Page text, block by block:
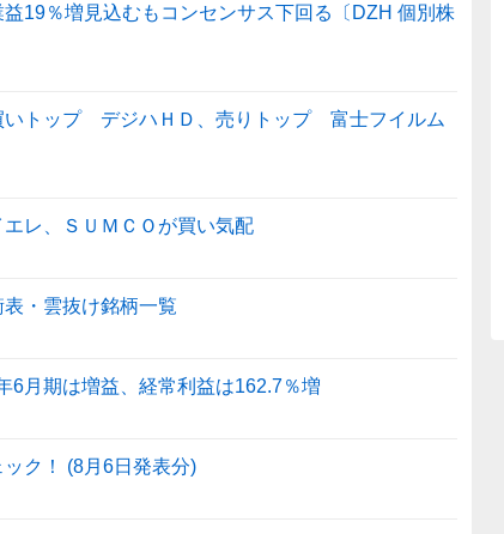
19％増見込むもコンセンサス下回る〔DZH 個別株
トップ デジハＨＤ、売りトップ 富士フイルム
レ、ＳＵＭＣＯが買い気配
・雲抜け銘柄一覧
6月期は増益、経常利益は162.7％増
ック！ (8月6日発表分)